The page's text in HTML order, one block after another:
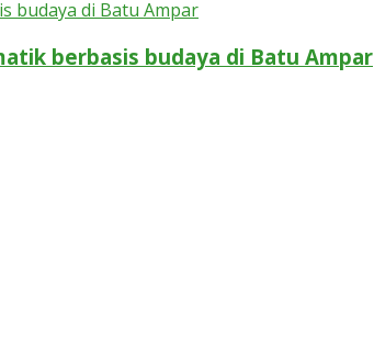
berbasis budaya di Batu Ampar